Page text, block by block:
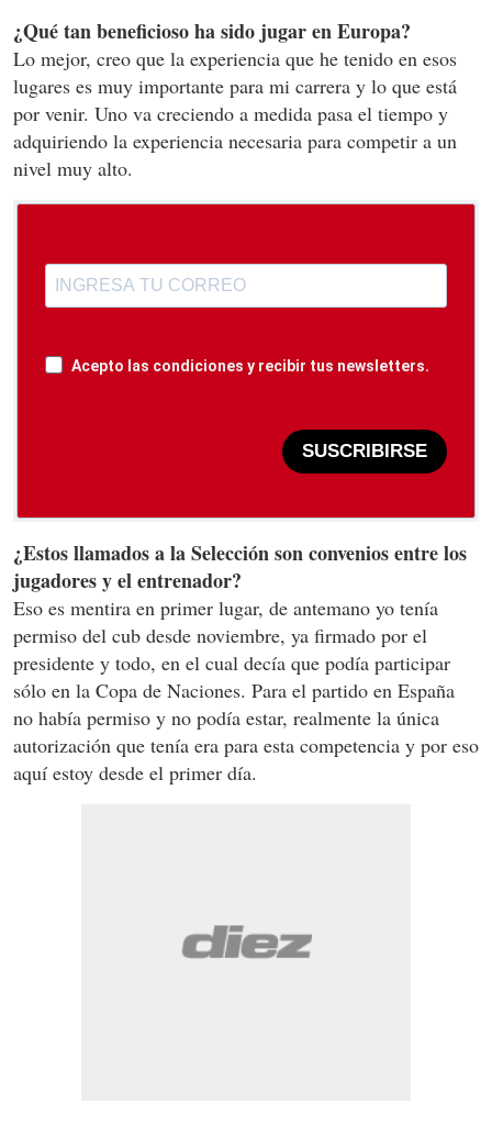
¿Qué tan beneficioso ha sido jugar en Europa?
Lo mejor, creo que la experiencia que he tenido en esos
lugares es muy importante para mi carrera y lo que está
por venir. Uno va creciendo a medida pasa el tiempo y
adquiriendo la experiencia necesaria para competir a un
nivel muy alto.
Acepto las condiciones y recibir tus newsletters.
SUSCRIBIRSE
¿Estos llamados a la Selección son convenios entre los
jugadores y el entrenador?
Eso es mentira en primer lugar, de antemano yo tenía
permiso del cub desde noviembre, ya firmado por el
presidente y todo, en el cual decía que podía participar
sólo en la Copa de Naciones. Para el partido en España
no había permiso y no podía estar, realmente la única
autorización que tenía era para esta competencia y por eso
aquí estoy desde el primer día.